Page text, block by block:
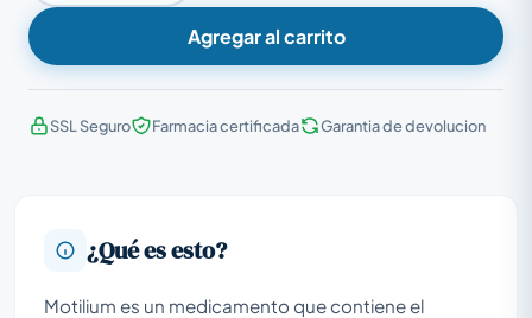
Agregar al carrito
SSL Seguro Farmacia certificada Garantia de devolucion
¿Qué es esto?
Motilium es un medicamento que contiene el